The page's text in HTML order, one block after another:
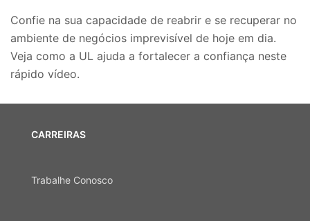
Confie na sua capacidade de reabrir e se recuperar no
ambiente de negócios imprevisível de hoje em dia.
Veja como a UL ajuda a fortalecer a confiança neste
rápido vídeo.
CARREIRAS
Trabalhe Conosco